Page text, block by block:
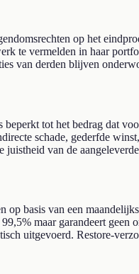
op het
te vermelden in haar
van derden blijven
tot het bedrag dat
schade, gederfde
van de
op basis van een
maar garandeert geen
uitgevoerd. Restore-